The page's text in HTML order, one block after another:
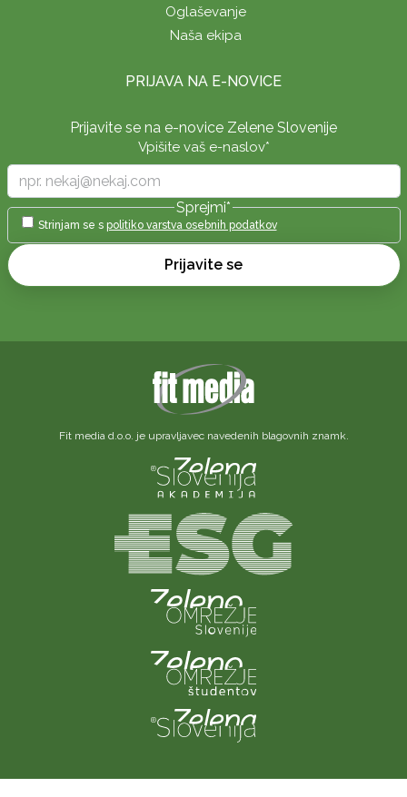
Oglaševanje
Naša ekipa
PRIJAVA NA E-NOVICE
Prijavite se na e-novice Zelene Slovenije
Vpišite vaš e-naslov*
Sprejmi*
Strinjam se s politiko varstva osebnih podatkov
Prijavite se
Fit media d.o.o. je upravljavec navedenih blagovnih znamk.